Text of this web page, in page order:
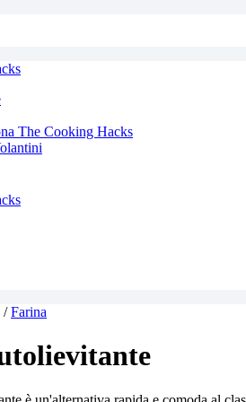
The Cooking Hacks
/Farina